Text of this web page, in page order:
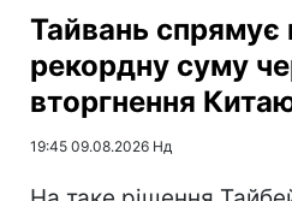
Тайвань спрямує
рекордну суму
вторгнення
19:45 09.08.2026 Нд